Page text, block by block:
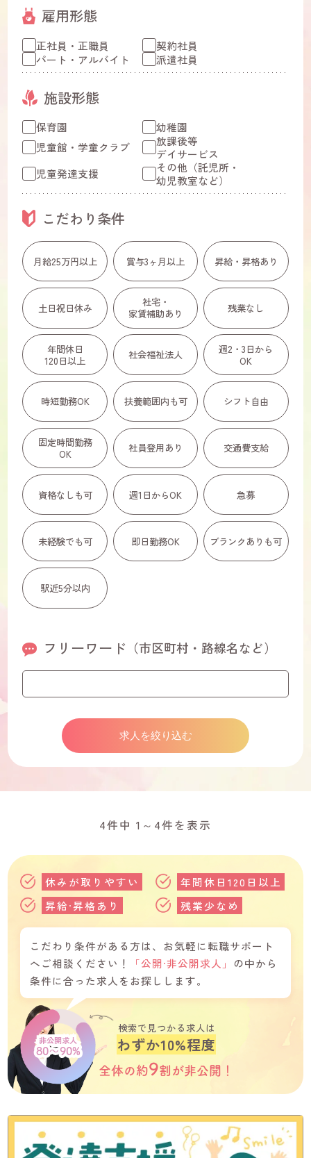
雇用形態
正社員・正職員
契約社員
パート・アルバイト
派遣社員
施設形態
保育園
幼稚園
児童館・学童クラブ
放課後等
デイサービス
児童発達支援
その他（託児所・
幼児教室など）
こだわり条件
月給25万円以上 賞与3ヶ月以上 昇給・昇格あり
土日祝日休み
社宅・
家賃補助あり
残業なし
年間休日
120日以上
社会福祉法人
週2・3日から
OK
時短勤務OK 扶養範囲内も可 シフト自由
固定時間勤務
OK
社員登用あり 交通費支給
資格なしも可 週1日からOK 急募
未経験でも可 即日勤務OK ブランクありも可
駅近5分以内
フリーワード （市区町村・路線名など）
4件中 1～4件を表示
休みが取りやすい
年間休日120日以上
昇給·昇格あり
残業少なめ
こだわり条件がある方は、お気軽に転職サポート
へご相談ください！
「公開·非公開求人」
の中から
条件に合った求人をお探しします。
非公開求人
80～90%
検索で見つかる求人は
わずか10%程度
全体の約9割が非公開！